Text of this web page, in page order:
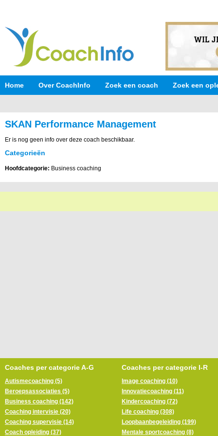
Home Over CoachInfo Zoek een coach Zoek een
SKAN Performance Management
Er is nog geen info over deze coach beschikbaar.
Categorieën
Hoofdcategorie: Business coaching
Coaches per categorie A-G
Autismecoaching (5)
Beroepsassociaties (5)
Business coaching (142)
Coaching intervisie (20)
Coaching supervisie (14)
Coach opleiding (37)
Coaches per categorie I-R
Image coaching (10)
Innovatiecoaching (11)
Kindercoaching (72)
Life coaching (308)
Loopbaanbegeleiding (199)
Mentale sportcoaching (8)